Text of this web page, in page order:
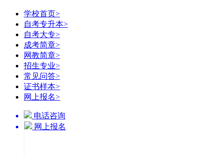
学校首页>
自考专升本>
自考大专>
成考简章>
网教简章>
招生专业>
常见问答>
证书样本>
网上报名>
电话咨询
网上报名